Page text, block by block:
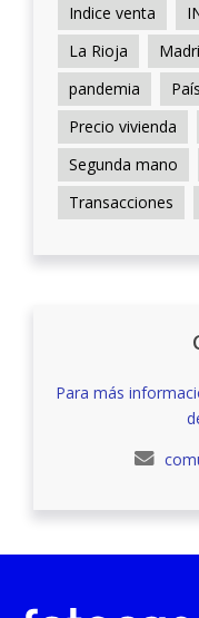
Indice venta
La Rioja
pandemia
Precio vivienda
Segunda mano
Transacciones
Para más